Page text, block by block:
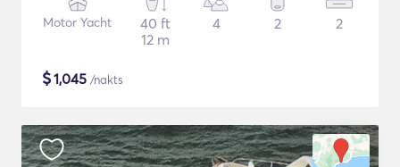
Motor Yacht
40 ft
12 m
4 2 2
$1,045 /nakts